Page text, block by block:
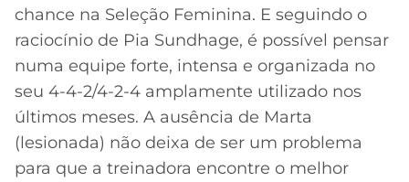
chance na Seleção Feminina. E seguindo o
raciocínio de Pia Sundhage, é possível pensar
numa equipe forte, intensa e organizada no
seu 4-4-2/4-2-4 amplamente utilizado nos
últimos meses. A ausência de Marta
(lesionada) não deixa de ser um problema
para que a treinadora encontre o melhor